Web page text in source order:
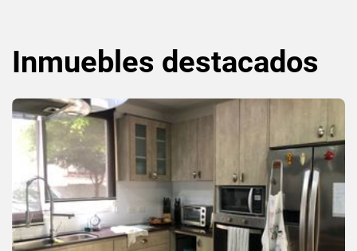
Inmuebles destacados